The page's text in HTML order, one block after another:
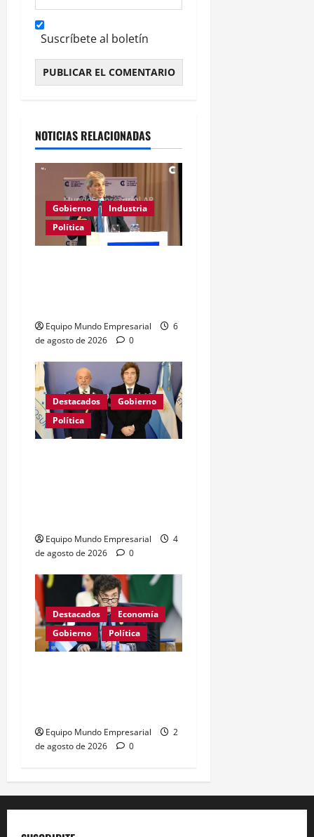
Suscríbete al boletín
NOTICIAS RELACIONADAS
Gobierno
Industria
Política
Equipo Mundo Empresarial
6
de agosto de 2026
0
Destacados
Gobierno
Política
Equipo Mundo Empresarial
4
de agosto de 2026
0
Destacados
Economía
Gobierno
Política
Equipo Mundo Empresarial
2
de agosto de 2026
0